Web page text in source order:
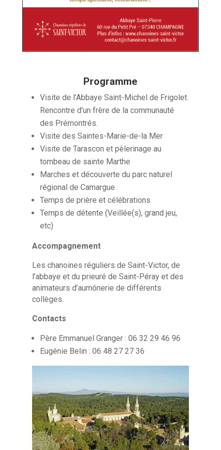
Programme
Visite de l’Abbaye Saint-Michel de Frigolet.
Rencontre d’un frère de la communauté
des Prémontrés.
Visite des Saintes-Marie-de-la Mer
Visite de Tarascon et pèlerinage au
tombeau de sainte Marthe
Marches et découverte du parc naturel
régional de Camargue
Temps de prière et célébrations
Temps de détente (Veillée(s), grand jeu,
etc)
Accompagnement
Les chanoines réguliers de Saint-Victor, de
l’abbaye et du prieuré de Saint-Péray et des
animateurs d’aumônerie de différents
collèges.
Contacts
Père Emmanuel Granger : 06 32 29 46 96
Eugénie Belin : 06 48 27 27 36